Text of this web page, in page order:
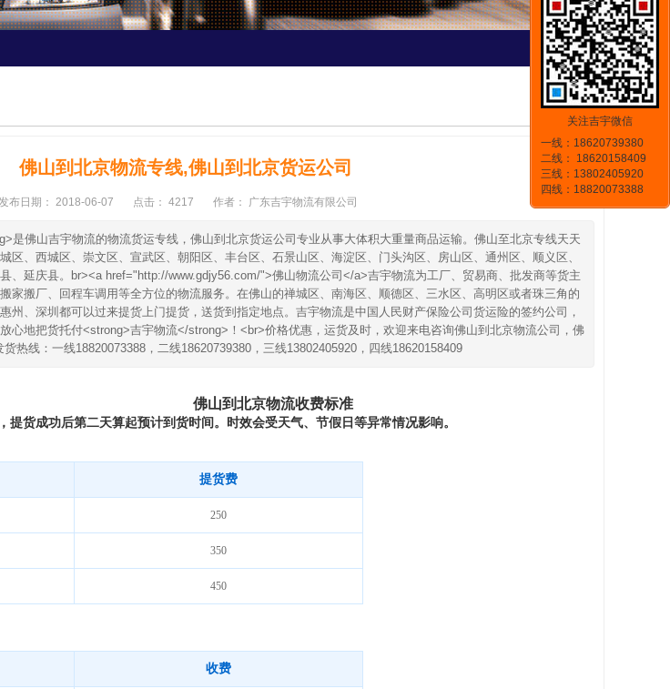
佛山到北京物流专线,佛山到北京货运公司
布日期： 2018-06-07 点击： 4217 作者： 广东吉宇物流有限公司
是佛山吉宇物流的物流货运专线，佛山到北京货运公司专业从事大体积大重量商品运输。佛山至北京专线天天
区、西城区、崇文区、宣武区、朝阳区、丰台区、石景山区、海淀区、门头沟区、房山区、通州区、顺义区、
、延庆县。br><a href="http://www.gdjy56.com/">佛山物流公司</a>吉宇物流为工厂、贸易商、批发商等货主
家搬厂、回程车调用等全方位的物流服务。在佛山的禅城区、南海区、顺德区、三水区、高明区或者珠三角的
州、深圳都可以过来提货上门提货，送货到指定地点。吉宇物流是中国人民财产保险公司货运险的签约公司，
心地把货托付<strong>吉宇物流</strong>！<br>价格优惠，运货及时，欢迎来电咨询佛山到北京物流公司，佛
热线：一线18820073388，二线18620739380，三线13802405920，四线18620158409
佛山到北京物流收费标准
提货成功后第二天算起预计到货时间。时效会受天气、节假日等异常情况影响。
提货费
250
350
450
收费
关注吉宇微信
一线：18620739380
二线： 18620158409
三线：13802405920
四线：18820073388